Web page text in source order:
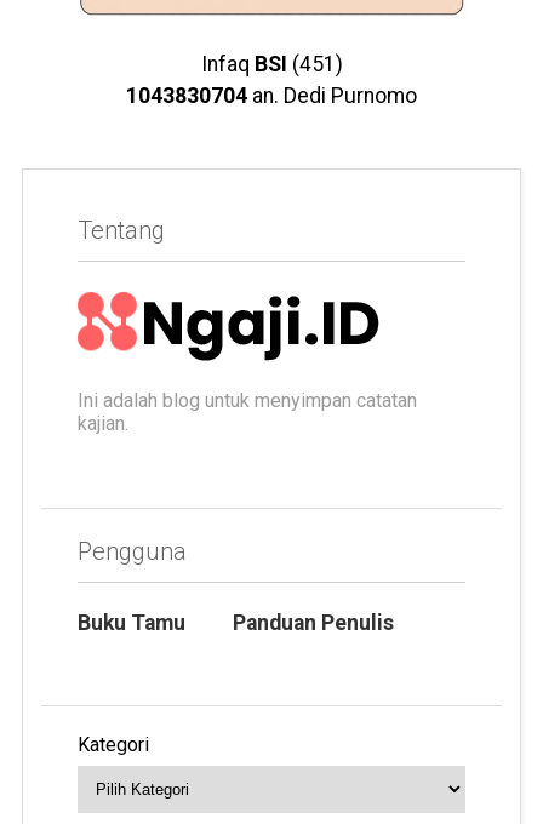
Infaq BSI (451)
1043830704 an. Dedi Purnomo
Tentang
Ini adalah blog untuk menyimpan catatan
kajian.
Pengguna
Buku Tamu Panduan Penulis
Kategori